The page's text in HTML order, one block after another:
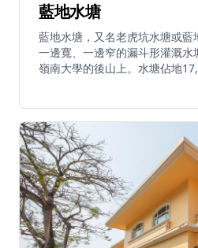
藍地水塘
藍地水塘，又名老虎坑水塘或
一邊寬、一邊窄的漏斗形灌溉水
嶺南大學的後山上。水塘佔地
後花園」。遊客可在橋上漫步，
壯麗景色。